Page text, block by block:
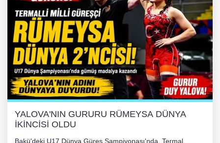
YALOVA'NIN GURURU RÜMEYSA DÜNYA
İKİNCİSİ OLDU
Bakü'deki U17 Dünya Güreş Şampiyonası'nda, Termal